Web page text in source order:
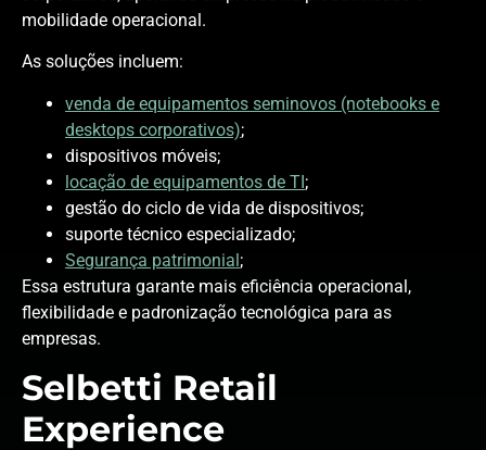
mobilidade operacional.
As soluções incluem:
venda de equipamentos seminovos (notebooks e
desktops corporativos);
dispositivos móveis;
locação de equipamentos de TI;
gestão do ciclo de vida de dispositivos;
suporte técnico especializado;
Segurança patrimonial;
Essa estrutura garante mais eficiência operacional,
flexibilidade e padronização tecnológica para as
empresas.
Selbetti Retail
Experience